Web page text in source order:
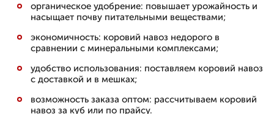
органическое удобрение: повышает урожайность и
насыщает почву питательными веществами;
экономичность: коровий навоз недорого в
сравнении с минеральными комплексами;
удобство использования: поставляем коровий навоз
с доставкой и в мешках;
возможность заказа оптом: рассчитываем коровий
навоз за куб или по прайсу.